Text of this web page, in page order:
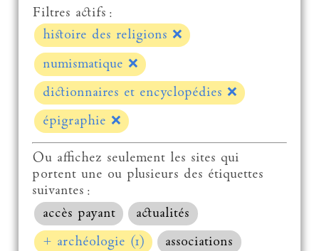
Filtres actifs :
histoire des religions ❌
numismatique ❌
dictionnaires et encyclopédies ❌
épigraphie ❌
Ou affichez seulement les sites qui
portent une ou plusieurs des étiquettes
suivantes :
accès payant
actualités
+ archéologie (1)
associations